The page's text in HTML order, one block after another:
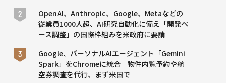
OpenAI、Anthropic、Google、Metaなどの
従業員1000人超、AI研究自動化に備え「開発ペ
ース調整」の国際枠組みを米政府に要請
Google、パーソナルAIエージェント「Gemini
Spark」をChromeに統合 物件内覧予約や航
空券調査を代行、まず米国で